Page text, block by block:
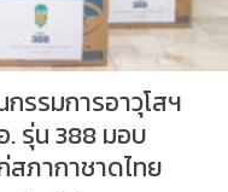
รรมการอาวุโสฯ
รุ่น 388 มอบ
ภากาชาดไทย